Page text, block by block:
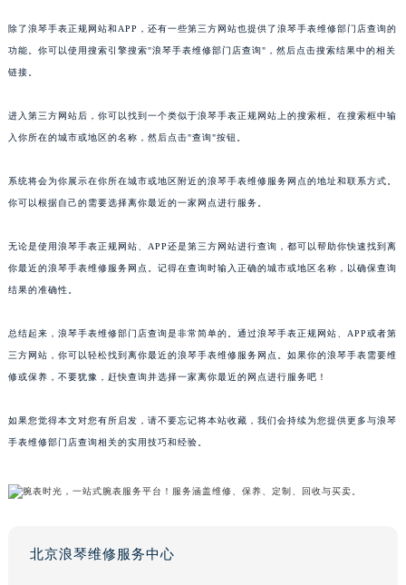
除了浪琴手表正规网站和APP，还有一些第三方网站也提供了浪琴手表维修部门店查询的
功能。你可以使用搜索引擎搜索"浪琴手表维修部门店查询"，然后点击搜索结果中的相关
链接。
进入第三方网站后，你可以找到一个类似于浪琴手表正规网站上的搜索框。在搜索框中输
入你所在的城市或地区的名称，然后点击"查询"按钮。
系统将会为你展示在你所在城市或地区附近的浪琴手表维修服务网点的地址和联系方式。
你可以根据自己的需要选择离你最近的一家网点进行服务。
无论是使用浪琴手表正规网站、APP还是第三方网站进行查询，都可以帮助你快速找到离
你最近的浪琴手表维修服务网点。记得在查询时输入正确的城市或地区名称，以确保查询
结果的准确性。
总结起来，浪琴手表维修部门店查询是非常简单的。通过浪琴手表正规网站、APP或者第
三方网站，你可以轻松找到离你最近的浪琴手表维修服务网点。如果你的浪琴手表需要维
修或保养，不要犹豫，赶快查询并选择一家离你最近的网点进行服务吧！
如果您觉得本文对您有所启发，请不要忘记将本站收藏，我们会持续为您提供更多与浪琴
手表维修部门店查询相关的实用技巧和经验。
北京浪琴维修服务中心